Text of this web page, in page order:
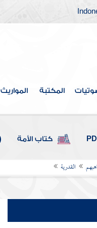
المكتبة المواريث
كتاب الأمة
القدرية